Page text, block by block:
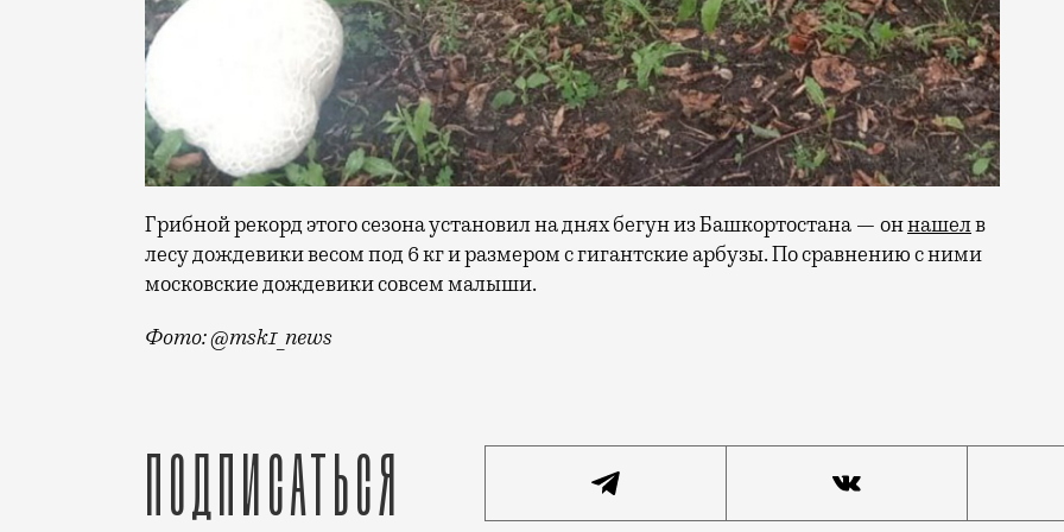
Грибной рекорд этого сезона установил на днях бегун из Башкортостана — оннашелв
лесу дождевики весом под 6 кг и размером с гигантские арбузы. По сравнению с ними
московские дождевики совсем малыши.
Фото: @msk1_news
Подписаться